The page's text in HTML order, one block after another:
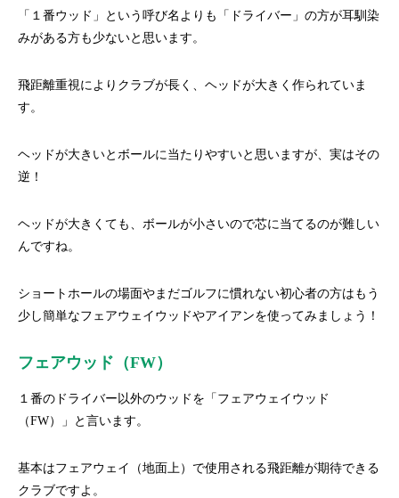
「１番ウッド」という呼び名よりも「ドライバー」の方が耳馴染
みがある方も少ないと思います。
飛距離重視によりクラブが長く、ヘッドが大きく作られていま
す。
ヘッドが大きいとボールに当たりやすいと思いますが、実はその
逆！
ヘッドが大きくても、ボールが小さいので芯に当てるのが難しい
んですね。
ショートホールの場面やまだゴルフに慣れない初心者の方はもう
少し簡単なフェアウェイウッドやアイアンを使ってみましょう！
フェアウッド（FW）
１番のドライバー以外のウッドを「フェアウェイウッド
（FW）」と言います。
基本はフェアウェイ（地面上）で使用される飛距離が期待できる
クラブですよ。